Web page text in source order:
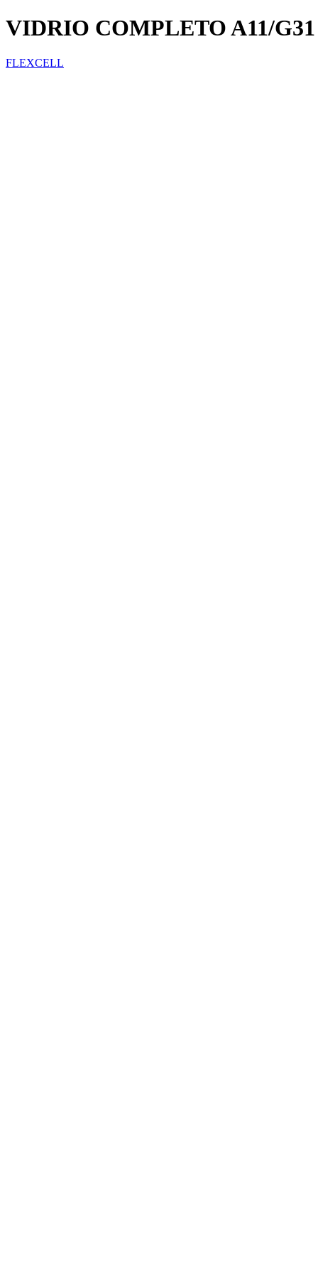
VIDRIO COMPLETO A11/G31
FLEXCELL